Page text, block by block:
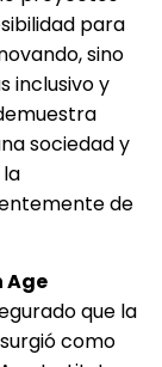
para
sino
inclusivo y
sociedad y
de
Age
que la
como